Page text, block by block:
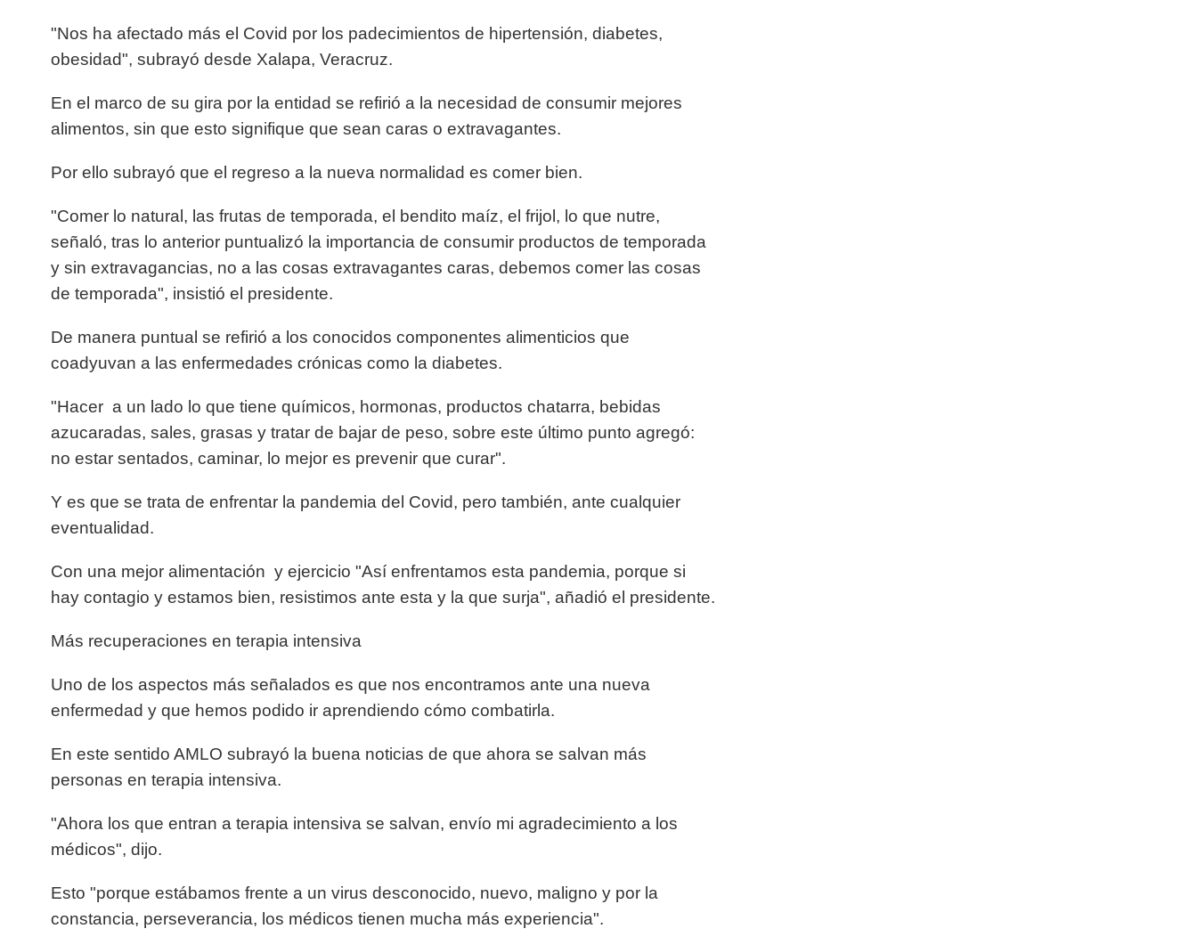
"Nos ha afectado más el Covid por los padecimientos de hipertensión, diabetes,
obesidad", subrayó desde Xalapa, Veracruz.
En el marco de su gira por la entidad se refirió a la necesidad de consumir mejores
alimentos, sin que esto signifique que sean caras o extravagantes.
Por ello subrayó que el regreso a la nueva normalidad es comer bien.
"Comer lo natural, las frutas de temporada, el bendito maíz, el frijol, lo que nutre,
señaló, tras lo anterior puntualizó la importancia de consumir productos de temporada
y sin extravagancias, no a las cosas extravagantes caras, debemos comer las cosas
de temporada", insistió el presidente.
De manera puntual se refirió a los conocidos componentes alimenticios que
coadyuvan a las enfermedades crónicas como la diabetes.
"Hacer a un lado lo que tiene químicos, hormonas, productos chatarra, bebidas
azucaradas, sales, grasas y tratar de bajar de peso, sobre este último punto agregó:
no estar sentados, caminar, lo mejor es prevenir que curar".
Y es que se trata de enfrentar la pandemia del Covid, pero también, ante cualquier
eventualidad.
Con una mejor alimentación y ejercicio "Así enfrentamos esta pandemia, porque si
hay contagio y estamos bien, resistimos ante esta y la que surja", añadió el presidente.
Más recuperaciones en terapia intensiva
Uno de los aspectos más señalados es que nos encontramos ante una nueva
enfermedad y que hemos podido ir aprendiendo cómo combatirla.
En este sentido AMLO subrayó la buena noticias de que ahora se salvan más
personas en terapia intensiva.
"Ahora los que entran a terapia intensiva se salvan, envío mi agradecimiento a los
médicos", dijo.
Esto "porque estábamos frente a un virus desconocido, nuevo, maligno y por la
constancia, perseverancia, los médicos tienen mucha más experiencia".